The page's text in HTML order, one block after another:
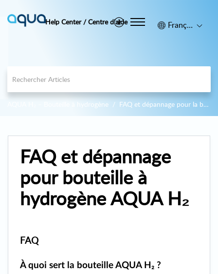
Help Center / Centre d'aide Français (Canada)
AQUA H₂ – Bouteille à hydrogène FAQ et dépannage pour la bouteille à hydrogène AQUA H₂
FAQ et dépannage
pour bouteille à
hydrogène AQUA H₂
FAQ
À quoi sert la bouteille AQUA H₂ ?